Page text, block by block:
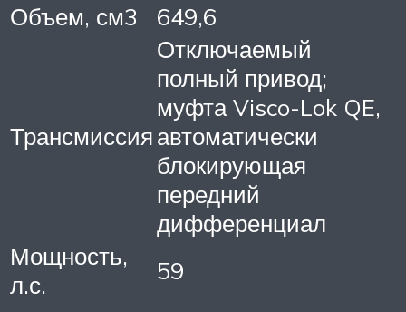
Объем, см3
649,6
Трансмиссия
Отключаемый
полный привод;
муфта Visco-Lok QE,
автоматически
блокирующая
передний
дифференциал
Мощность,
л.с.
59